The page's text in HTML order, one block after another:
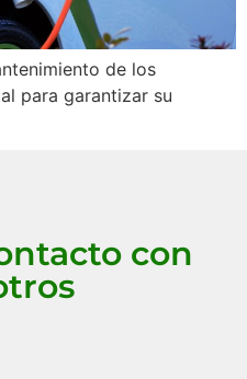
de los
para garantizar su
con